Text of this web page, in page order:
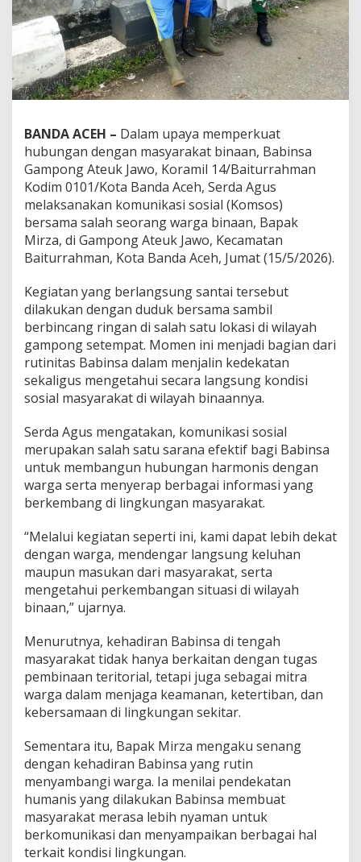
r
e
a
t
S
i
t
u
r
h
m
i
d
e
n
a
n
W
a
r
g
a
L
w
a
t
K
o
m
i
k
a
s
n
t
a
i
BANDA ACEH – Dalam upaya memperkuat
hubungan dengan masyarakat binaan, Babinsa
Gampong Ateuk Jawo, Koramil 14/Baiturrahman
Kodim 0101/Kota Banda Aceh, Serda Agus
melaksanakan komunikasi sosial (Komsos)
bersama salah seorang warga binaan, Bapak
Mirza, di Gampong Ateuk Jawo, Kecamatan
Baiturrahman, Kota Banda Aceh, Jumat (15/5/2026).
Kegiatan yang berlangsung santai tersebut
dilakukan dengan duduk bersama sambil
berbincang ringan di salah satu lokasi di wilayah
gampong setempat. Momen ini menjadi bagian dari
rutinitas Babinsa dalam menjalin kedekatan
sekaligus mengetahui secara langsung kondisi
sosial masyarakat di wilayah binaannya.
Serda Agus mengatakan, komunikasi sosial
merupakan salah satu sarana efektif bagi Babinsa
untuk membangun hubungan harmonis dengan
warga serta menyerap berbagai informasi yang
berkembang di lingkungan masyarakat.
“Melalui kegiatan seperti ini, kami dapat lebih dekat
dengan warga, mendengar langsung keluhan
maupun masukan dari masyarakat, serta
mengetahui perkembangan situasi di wilayah
binaan,” ujarnya.
Menurutnya, kehadiran Babinsa di tengah
masyarakat tidak hanya berkaitan dengan tugas
pembinaan teritorial, tetapi juga sebagai mitra
warga dalam menjaga keamanan, ketertiban, dan
kebersamaan di lingkungan sekitar.
Sementara itu, Bapak Mirza mengaku senang
dengan kehadiran Babinsa yang rutin
menyambangi warga. Ia menilai pendekatan
humanis yang dilakukan Babinsa membuat
masyarakat merasa lebih nyaman untuk
berkomunikasi dan menyampaikan berbagai hal
terkait kondisi lingkungan.